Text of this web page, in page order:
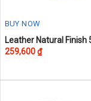
BUY NOW
This
product
multiple
Leather Natural Finish
259,600₫